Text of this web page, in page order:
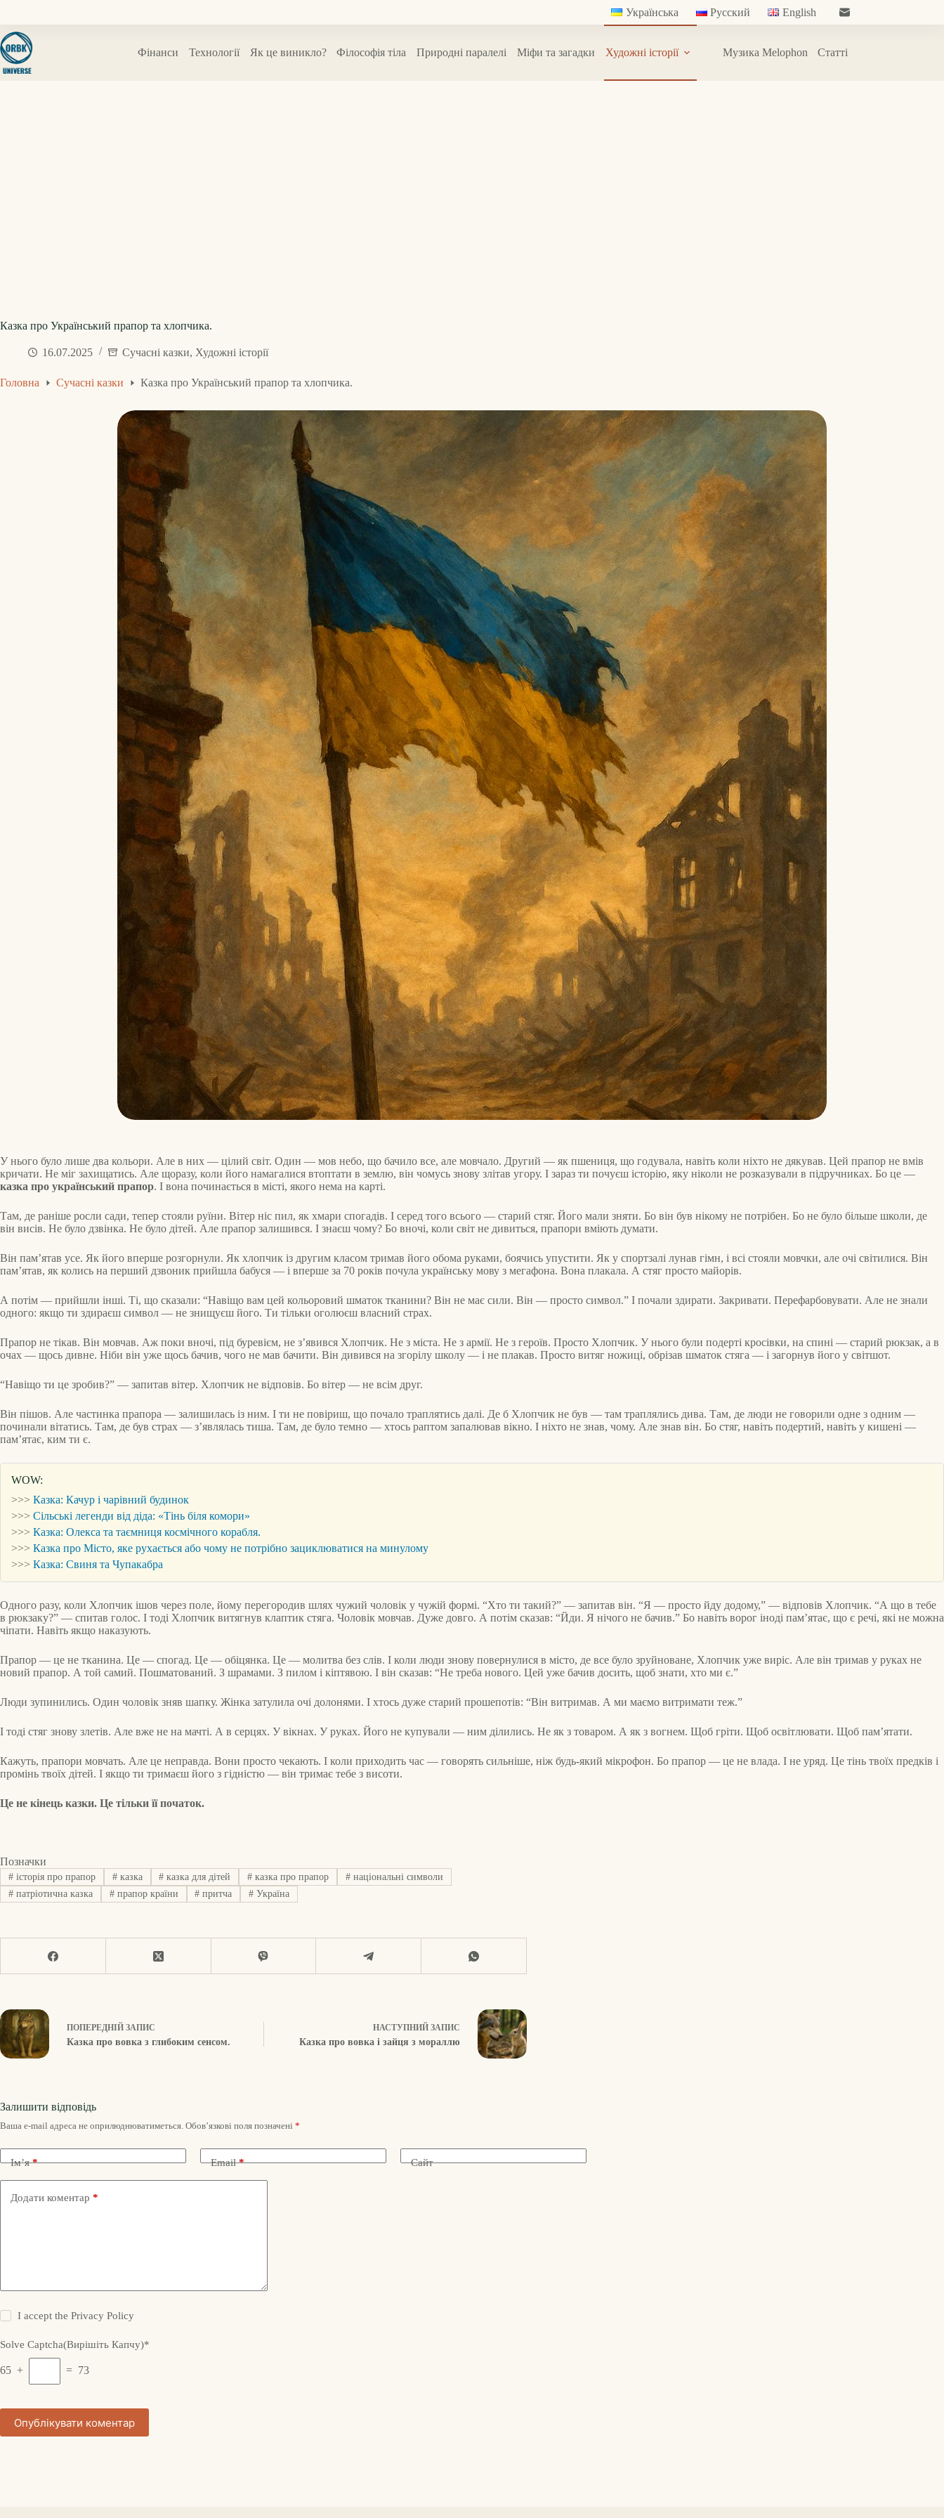
вмісту
Українська Русский English
Фінанси Технології Як це виникло? Філософія тіла Природні паралелі Міфи та загадки Художні історії Музика Melophon Статті
Казка про Український прапор та хлопчика.
16.07.2025 Сучасні казки, Художні історії
Головна Сучасні казки Казка про Український прапор та хлопчика.
У нього було лише два кольори. Але в них — цілий світ. Один — мов небо, що бачило все, але мовчало. Другий — як пшениця, що годувала, навіть коли ніхто не дякував. Цей прапор не вмів
кричати. Не міг захищатись. Але щоразу, коли його намагалися втоптати в землю, він чомусь знову злітав угору. І зараз ти почуєш історію, яку ніколи не розказували в підручниках. Бо це —
казка про український прапор. І вона починається в місті, якого нема на карті.
Там, де раніше росли сади, тепер стояли руїни. Вітер ніс пил, як хмари спогадів. І серед того всього — старий стяг. Його мали зняти. Бо він був нікому не потрібен. Бо не було більше школи, де
він висів. Не було дзвінка. Не було дітей. Але прапор залишився. І знаєш чому? Бо вночі, коли світ не дивиться, прапори вміють думати.
Він пам’ятав усе. Як його вперше розгорнули. Як хлопчик із другим класом тримав його обома руками, боячись упустити. Як у спортзалі лунав гімн, і всі стояли мовчки, але очі світилися. Він
пам’ятав, як колись на перший дзвоник прийшла бабуся — і вперше за 70 років почула українську мову з мегафона. Вона плакала. А стяг просто майорів.
А потім — прийшли інші. Ті, що сказали: “Навіщо вам цей кольоровий шматок тканини? Він не має сили. Він — просто символ.” І почали здирати. Закривати. Перефарбовувати. Але не знали
одного: якщо ти здираєш символ — не знищуєш його. Ти тільки оголюєш власний страх.
Прапор не тікав. Він мовчав. Аж поки вночі, під буревієм, не з’явився Хлопчик. Не з міста. Не з армії. Не з героїв. Просто Хлопчик. У нього були подерті кросівки, на спині — старий рюкзак, а в
очах — щось дивне. Ніби він уже щось бачив, чого не мав бачити. Він дивився на згорілу школу — і не плакав. Просто витяг ножиці, обрізав шматок стяга — і загорнув його у світшот.
“Навіщо ти це зробив?” — запитав вітер. Хлопчик не відповів. Бо вітер — не всім друг.
Він пішов. Але частинка прапора — залишилась із ним. І ти не повіриш, що почало траплятись далі. Де б Хлопчик не був — там траплялись дива. Там, де люди не говорили одне з одним —
починали вітатись. Там, де був страх — з’являлась тиша. Там, де було темно — хтось раптом запалював вікно. І ніхто не знав, чому. Але знав він. Бо стяг, навіть подертий, навіть у кишені —
пам’ятає, ким ти є.
WOW:
>>> Казка: Качур і чарівний будинок
>>> Сільські легенди від діда: «Тінь біля комори»
>>> Казка: Олекса та таємниця космічного корабля.
>>> Казка про Місто, яке рухається або чому не потрібно зациклюватися на минулому
>>> Казка: Свиня та Чупакабра
Одного разу, коли Хлопчик ішов через поле, йому перегородив шлях чужий чоловік у чужій формі. “Хто ти такий?” — запитав він. “Я — просто йду додому,” — відповів Хлопчик. “А що в тебе
в рюкзаку?” — спитав голос. І тоді Хлопчик витягнув клаптик стяга. Чоловік мовчав. Дуже довго. А потім сказав: “Йди. Я нічого не бачив.” Бо навіть ворог іноді пам’ятає, що є речі, які не можна
чіпати. Навіть якщо наказують.
Прапор — це не тканина. Це — спогад. Це — обіцянка. Це — молитва без слів. І коли люди знову повернулися в місто, де все було зруйноване, Хлопчик уже виріс. Але він тримав у руках не
новий прапор. А той самий. Пошматований. З шрамами. З пилом і кіптявою. І він сказав: “Не треба нового. Цей уже бачив досить, щоб знати, хто ми є.”
Люди зупинились. Один чоловік зняв шапку. Жінка затулила очі долонями. І хтось дуже старий прошепотів: “Він витримав. А ми маємо витримати теж.”
І тоді стяг знову злетів. Але вже не на мачті. А в серцях. У вікнах. У руках. Його не купували — ним ділились. Не як з товаром. А як з вогнем. Щоб гріти. Щоб освітлювати. Щоб пам’ятати.
Кажуть, прапори мовчать. Але це неправда. Вони просто чекають. І коли приходить час — говорять сильніше, ніж будь-який мікрофон. Бо прапор — це не влада. І не уряд. Це тінь твоїх предків і
промінь твоїх дітей. І якщо ти тримаєш його з гідністю — він тримає тебе з висоти.
Це не кінець казки. Це тільки її початок.
Позначки
#історія про прапор #казка # казка для дітей # казка про прапор # національні символи
#патріотична казка #прапор країни # притча # Україна
ПОПЕРЕДНІЙ ЗАПИС
Казка про вовка з глибоким сенсом.
НАСТУПНИЙ ЗАПИС
Казка про вовка і зайця з мораллю
Залишити відповідь
Ваша e-mail адреса не оприлюднюватиметься. Обов’язкові поля позначені *
Ім’я* Email* Сайт
Додати коментар *
I accept thePrivacy Policy
Solve Captcha(Вирішіть Капчу)*
65 + = 73
Опублікувати коментар